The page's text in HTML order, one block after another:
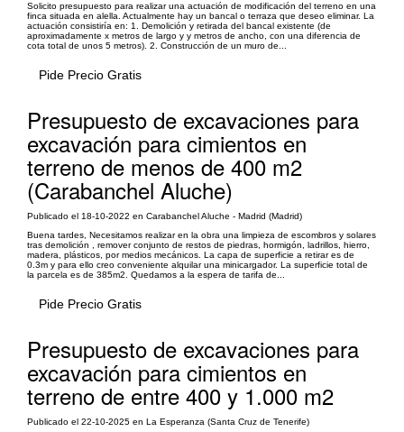
Solicito presupuesto para realizar una actuación de modificación del terreno en una
finca situada en alella. Actualmente hay un bancal o terraza que deseo eliminar. La
actuación consistiría en: 1. Demolición y retirada del bancal existente (de
aproximadamente x metros de largo y y metros de ancho, con una diferencia de
cota total de unos 5 metros). 2. Construcción de un muro de...
Pide Precio Gratis
Presupuesto de excavaciones para
excavación para cimientos en
terreno de menos de 400 m2
(Carabanchel Aluche)
Publicado el 18-10-2022 en Carabanchel Aluche - Madrid (Madrid)
Buena tardes, Necesitamos realizar en la obra una limpieza de escombros y solares
tras demolición , remover conjunto de restos de piedras, hormigón, ladrillos, hierro,
madera, plásticos, por medios mecánicos. La capa de superficie a retirar es de
0.3m y para ello creo conveniente alquilar una minicargador. La superficie total de
la parcela es de 385m2. Quedamos a la espera de tarifa de...
Pide Precio Gratis
Presupuesto de excavaciones para
excavación para cimientos en
terreno de entre 400 y 1.000 m2
Publicado el 22-10-2025 en La Esperanza (Santa Cruz de Tenerife)